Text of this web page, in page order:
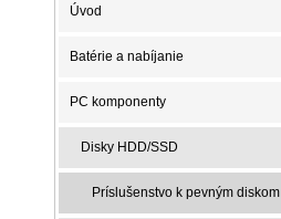
Úvod
Batérie a nabíjanie
PC komponenty
Disky HDD/SSD
Príslušenstvo k pevným diskom